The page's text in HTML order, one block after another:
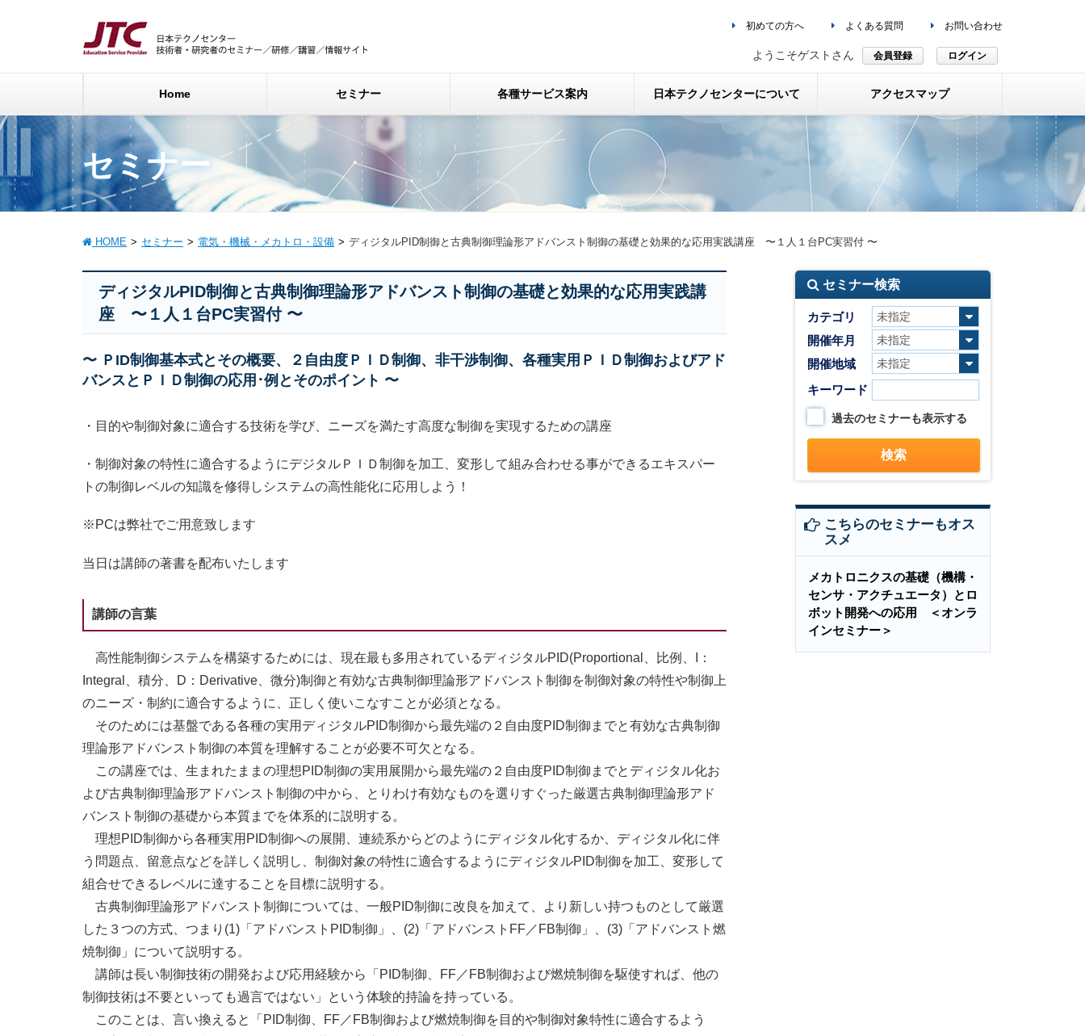
初めての方へ よくある質問 お問い合わせ
ようこそゲストさん 会員登録 ログイン
Home セミナー 各種サービス案内 日本テクノセンターについて アクセスマップ
セミナー
HOME セミナー 電気・機械・メカトロ・設備 ディジタルPID制御と古典制御理論形アドバンスト制御の基礎と効果的な応用実践講座 〜１人１台PC実習付 〜
ディジタルPID制御と古典制御理論形アドバンスト制御の基礎と効果的な応用実践講
座 〜１人１台PC実習付 〜
〜 ＰID制御基本式とその概要、２自由度ＰＩＤ制御、非干渉制御、各種実用ＰＩＤ制御およびアド
バンスとＰＩＤ制御の応用･例とそのポイント 〜
・目的や制御対象に適合する技術を学び、ニーズを満たす高度な制御を実現するための講座
・制御対象の特性に適合するようにデジタルＰＩＤ制御を加工、変形して組み合わせる事ができるエキスパー
トの制御レベルの知識を修得しシステムの高性能化に応用しよう！
※PCは弊社でご用意致します
当日は講師の著書を配布いたします
講師の言葉
高性能制御システムを構築するためには、現在最も多用されているディジタルPID(Proportional、比例、I：
Integral、積分、D：Derivative、微分)制御と有効な古典制御理論形アドバンスト制御を制御対象の特性や制御上
のニーズ・制約に適合するように、正しく使いこなすことが必須となる。
そのためには基盤である各種の実用ディジタルPID制御から最先端の２自由度PID制御までと有効な古典制御
理論形アドバンスト制御の本質を理解することが必要不可欠となる。
この講座では、生まれたままの理想PID制御の実用展開から最先端の２自由度PID制御までとディジタル化お
よび古典制御理論形アドバンスト制御の中から、とりわけ有効なものを選りすぐった厳選古典制御理論形アド
バンスト制御の基礎から本質までを体系的に説明する。
理想PID制御から各種実用PID制御への展開、連続系からどのようにディジタル化するか、ディジタル化に伴
う問題点、留意点などを詳しく説明し、制御対象の特性に適合するようにディジタルPID制御を加工、変形して
組合せできるレベルに達することを目標に説明する。
古典制御理論形アドバンスト制御については、一般PID制御に改良を加えて、より新しい持つものとして厳選
した３つの方式、つまり(1)「アドバンストPID制御」、(2)「アドバンストFF／FB制御」、(3)「アドバンスト燃
焼制御」について説明する。
講師は長い制御技術の開発および応用経験から「PID制御、FF／FB制御および燃焼制御を駆使すれば、他の
制御技術は不要といっても過言ではない」という体験的持論を持っている。
このことは、言い換えると「PID制御、FF／FB制御および燃焼制御を目的や制御対象特性に適合するよう
セミナー検索
カテゴリ
開催年月
開催地域
キーワード
過去のセミナーも表示する
こちらのセミナーもオス
スメ
メカトロニクスの基礎（機構・
センサ・アクチュエータ）とロ
ボット開発への応用 ＜オンラ
インセミナー＞